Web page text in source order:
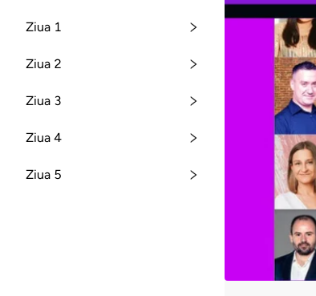
Ziua 1
Ziua 2
Ziua 3
Ziua 4
Ziua 5